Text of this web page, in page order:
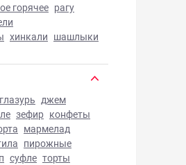
горячее рагу
хинкали шашлыки
глазурь джем
зефир конфеты
мармелад
пирожные
суфле торты